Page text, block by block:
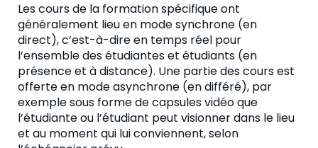
Les cours de la formation spécifique ont
généralement lieu en mode synchrone (en
direct), c’est-à-dire en temps réel pour
l’ensemble des étudiantes et étudiants (en
présence et à distance). Une partie des cours est
offerte en mode asynchrone (en différé), par
exemple sous forme de capsules vidéo que
l’étudiante ou l’étudiant peut visionner dans le lieu
et au moment qui lui conviennent, selon